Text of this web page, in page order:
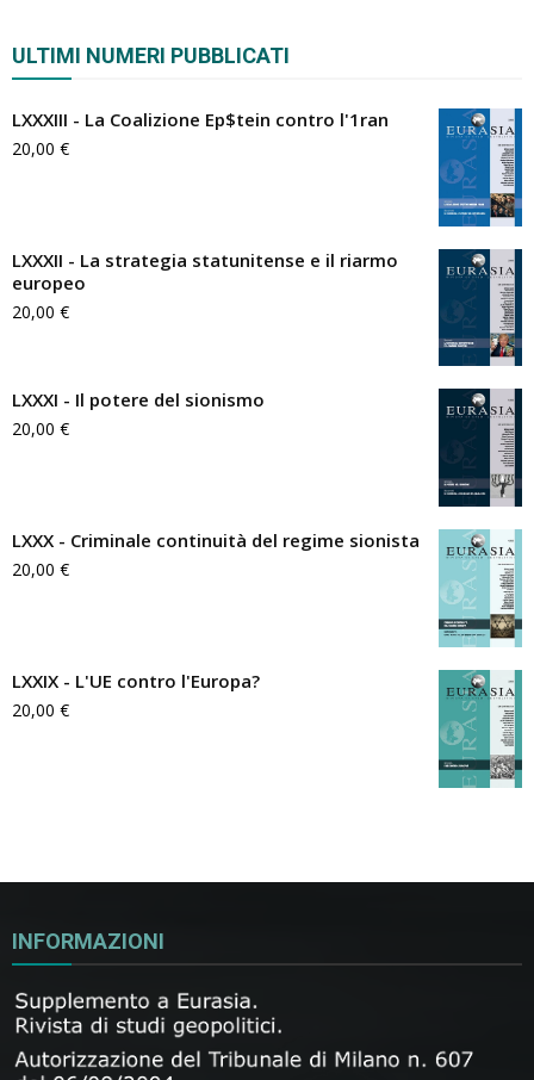
ULTIMI NUMERI PUBBLICATI
LXXXIII - La Coalizione Ep$tein contro l'1ran
20,00 €
LXXXII - La strategia statunitense e il riarmo
europeo
20,00 €
LXXXI - Il potere del sionismo
20,00 €
LXXX - Criminale continuità del regime sionista
20,00 €
LXXIX - L'UE contro l'Europa?
20,00 €
INFORMAZIONI